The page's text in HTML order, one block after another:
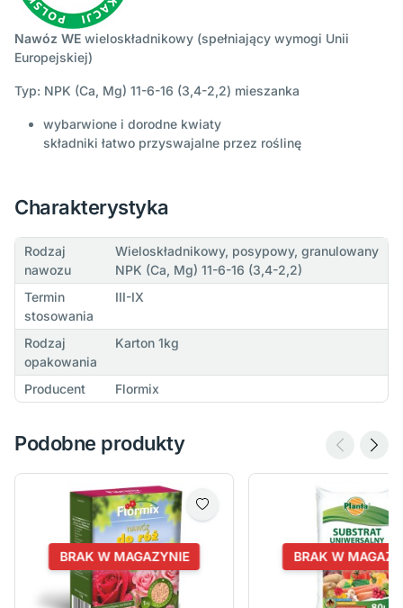
Nawóz WE wieloskładnikowy (spełniający wymogi Unii
Europejskiej)
Typ: NPK (Ca, Mg) 11-6-16 (3,4-2,2) mieszanka
wybarwione i dorodne kwiaty
składniki łatwo przyswajalne przez roślinę
Charakterystyka
Rodzaj
nawozu
Wieloskładnikowy, posypowy, granulowany
NPK (Ca, Mg) 11-6-16 (3,4-2,2)
Termin
stosowania
III-IX
Rodzaj
opakowania
Karton 1kg
Producent Flormix
Podobne produkty
BRAK W MAGAZYNIE BRAK W